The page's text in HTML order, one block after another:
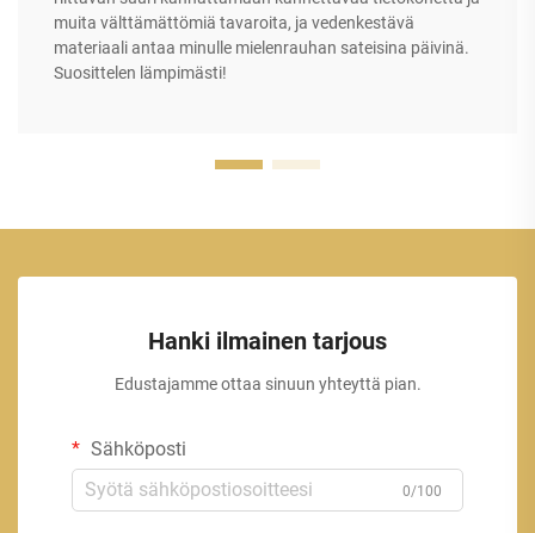
muita välttämättömiä tavaroita, ja vedenkestävä
materiaali antaa minulle mielenrauhan sateisina päivinä.
Suosittelen lämpimästi!
Hanki ilmainen tarjous
Edustajamme ottaa sinuun yhteyttä pian.
Sähköposti
0/100